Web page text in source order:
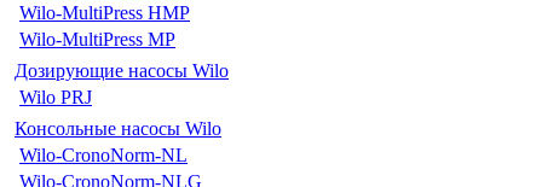
Wilo-MultiPress HMP
Wilo-MultiPress MP
Дозирующие насосы Wilo
Wilo PRJ
Консольные насосы Wilo
Wilo-CronoNorm-NL
Wilo-CronoNorm-NLG